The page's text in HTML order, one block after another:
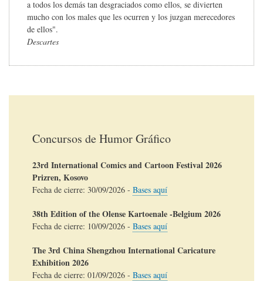
a todos los demás tan desgraciados como ellos, se divierten
mucho con los males que les ocurren y los juzgan merecedores
de ellos".
Descartes
Concursos de Humor Gráfico
23rd International Comics and Cartoon Festival 2026
Prizren, Kosovo
Fecha de cierre: 30/09/2026 - Bases aquí
38th Edition of the Olense Kartoenale -Belgium 2026
Fecha de cierre: 10/09/2026 - Bases aquí
The 3rd China Shengzhou International Caricature
Exhibition 2026
Fecha de cierre: 01/09/2026 - Bases aquí